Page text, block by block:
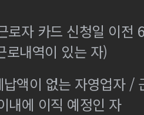
로자 카드 신청일 이전
로내역이 있는 자)
액이 없는 자영업자 /
내에 이직 예정인 자